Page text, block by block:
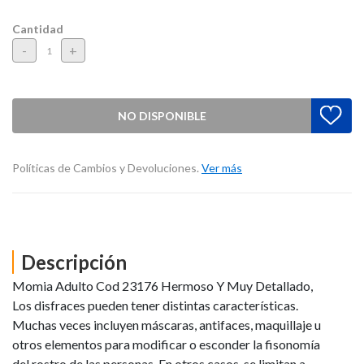
Cantidad
- +
NO DISPONIBLE
Políticas de Cambios y Devoluciones. Ver más
Descripción
Momia Adulto Cod 23176 Hermoso Y Muy Detallado,
Los disfraces pueden tener distintas características.
Muchas veces incluyen máscaras, antifaces, maquillaje u
otros elementos para modificar o esconder la fisonomía